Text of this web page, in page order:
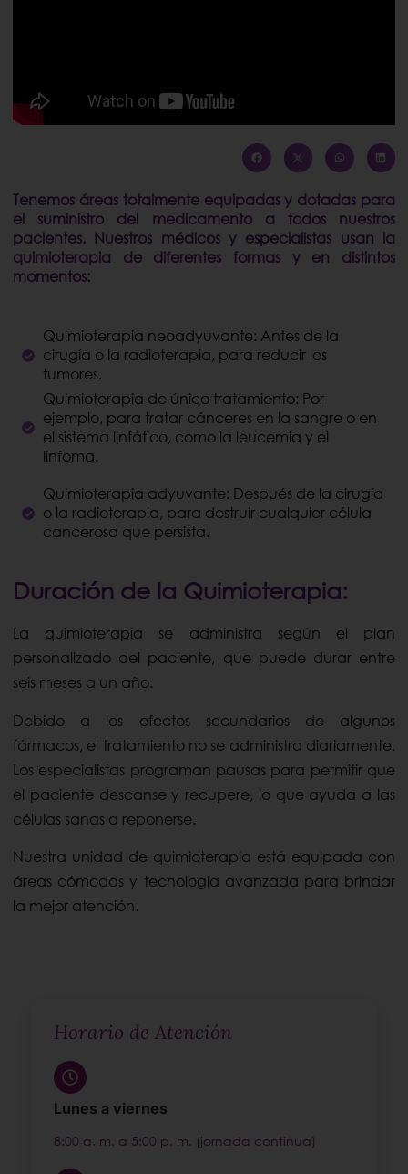
Tenemos áreas totalmente equipadas y dotadas para
el suministro del medicamento a todos nuestros
pacientes. Nuestros médicos y especialistas usan la
quimioterapia de diferentes formas y en distintos
momentos:
Quimioterapia neoadyuvante: Antes de la
cirugía o la radioterapia, para reducir los
tumores.
Quimioterapia de único tratamiento: Por
ejemplo, para tratar cánceres en la sangre o en
el sistema linfático, como la leucemia y el
linfoma.
Quimioterapia adyuvante: Después de la cirugía
o la radioterapia, para destruir cualquier célula
cancerosa que persista.
Duración de la Quimioterapia:
La quimioterapia se administra según el plan
personalizado del paciente, que puede durar entre
seis meses a un año.
Debido a los efectos secundarios de algunos
fármacos, el tratamiento no se administra diariamente.
Los especialistas programan pausas para permitir que
el paciente descanse y recupere, lo que ayuda a las
células sanas a reponerse.
Nuestra unidad de quimioterapia está equipada con
áreas cómodas y tecnología avanzada para brindar
la mejor atención.
Horario de Atención
Lunes a viernes
8:00 a. m. a 5:00 p. m. (jornada continua)